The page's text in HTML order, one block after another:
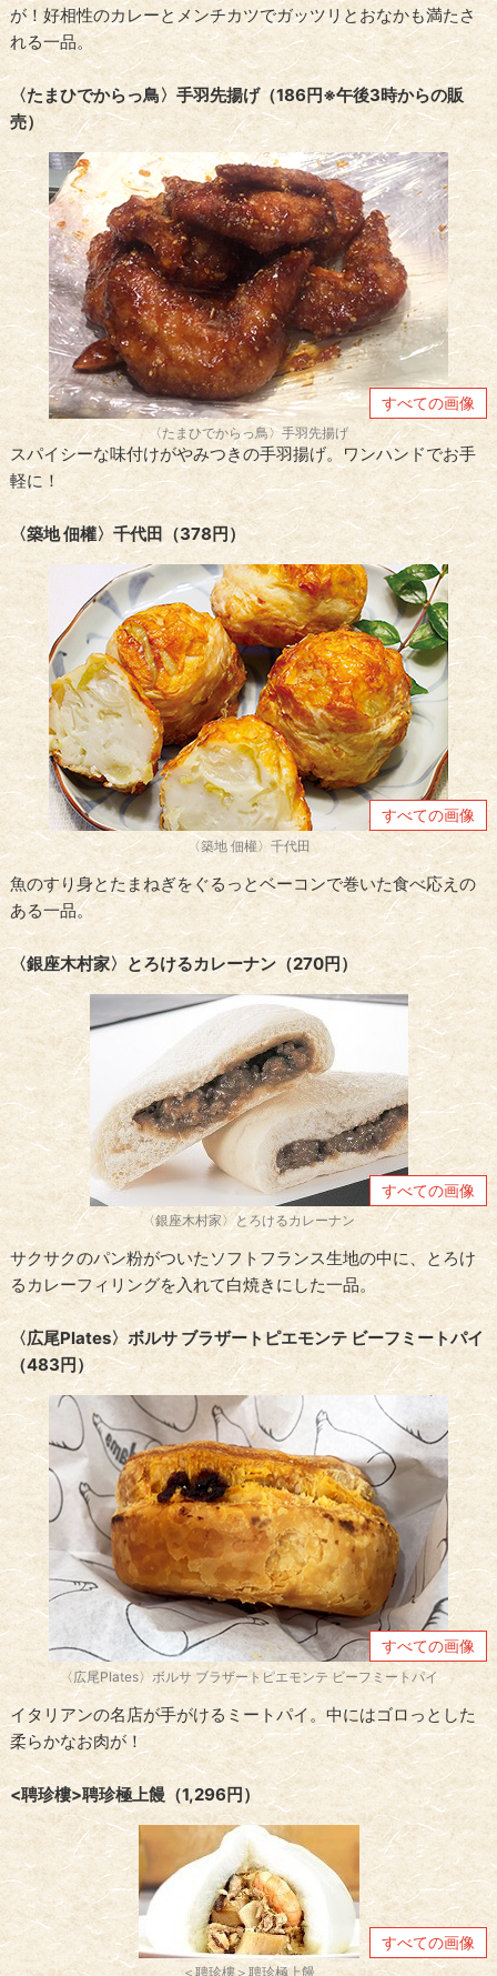
が！好相性のカレーとメンチカツでガッツリとおなかも満たさ
れる一品。
〈たまひでからっ鳥〉手羽先揚げ（186円※午後3時からの販
売）
すべての画像
〈たまひでからっ鳥〉手羽先揚げ
スパイシーな味付けがやみつきの手羽揚げ。ワンハンドでお手
軽に！
〈築地 佃權〉千代田（378円）
すべての画像
〈築地 佃權〉千代田
魚のすり身とたまねぎをぐるっとベーコンで巻いた食べ応えの
ある一品。
〈銀座木村家〉とろけるカレーナン（270円）
すべての画像
〈銀座木村家〉とろけるカレーナン
サクサクのパン粉がついたソフトフランス生地の中に、とろけ
るカレーフィリングを入れて白焼きにした一品。
〈広尾Plates〉ボルサ ブラザートピエモンテ ビーフミートパイ
（483円）
すべての画像
〈広尾Plates〉ボルサ ブラザートピエモンテ ビーフミートパイ
イタリアンの名店が手がけるミートパイ。中にはゴロっとした
柔らかなお肉が！
<聘珍樓>聘珍極上饅（1,296円）
すべての画像
＜聘珍樓＞聘珍極上饅